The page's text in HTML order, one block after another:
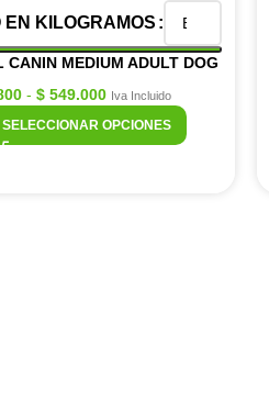
EN KILOGRAMOS
CANIN MEDIUM ADULT DOG
- $ 549.000 Iva Incluido
SELECCIONAR OPCIONES